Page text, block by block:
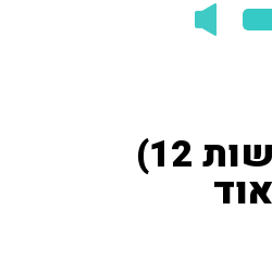
הפרשן לענייני פלסטינים אוהד חמו (חדשות 12)